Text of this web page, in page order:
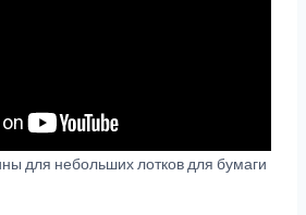
для небольших лотков для бумаги